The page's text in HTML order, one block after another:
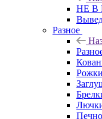
НЕ В
Разное